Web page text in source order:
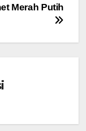
Merah Putih